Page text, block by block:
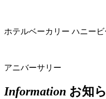
ホテルベーカリー ハニー
アニバーサリー
Information お知